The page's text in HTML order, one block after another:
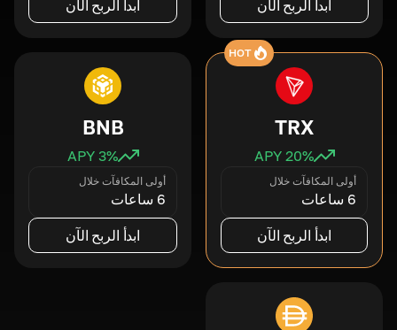
ابدأ الربح الآن ابدأ الربح الآن
HOT
TRX
20% APY
أولى المكافآت خلال
6 ساعات
ابدأ الربح الآن
BNB
3% APY
أولى المكافآت خلال
6 ساعات
ابدأ الربح الآن